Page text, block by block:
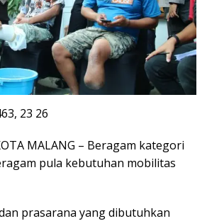
23 26
MALANG – Beragam kategori
pula kebutuhan mobilitas
prasarana yang dibutuhkan